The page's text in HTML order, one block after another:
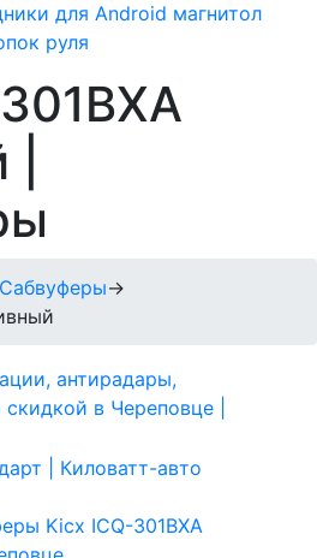
для Android магнитол
руля
Сабвуферы→